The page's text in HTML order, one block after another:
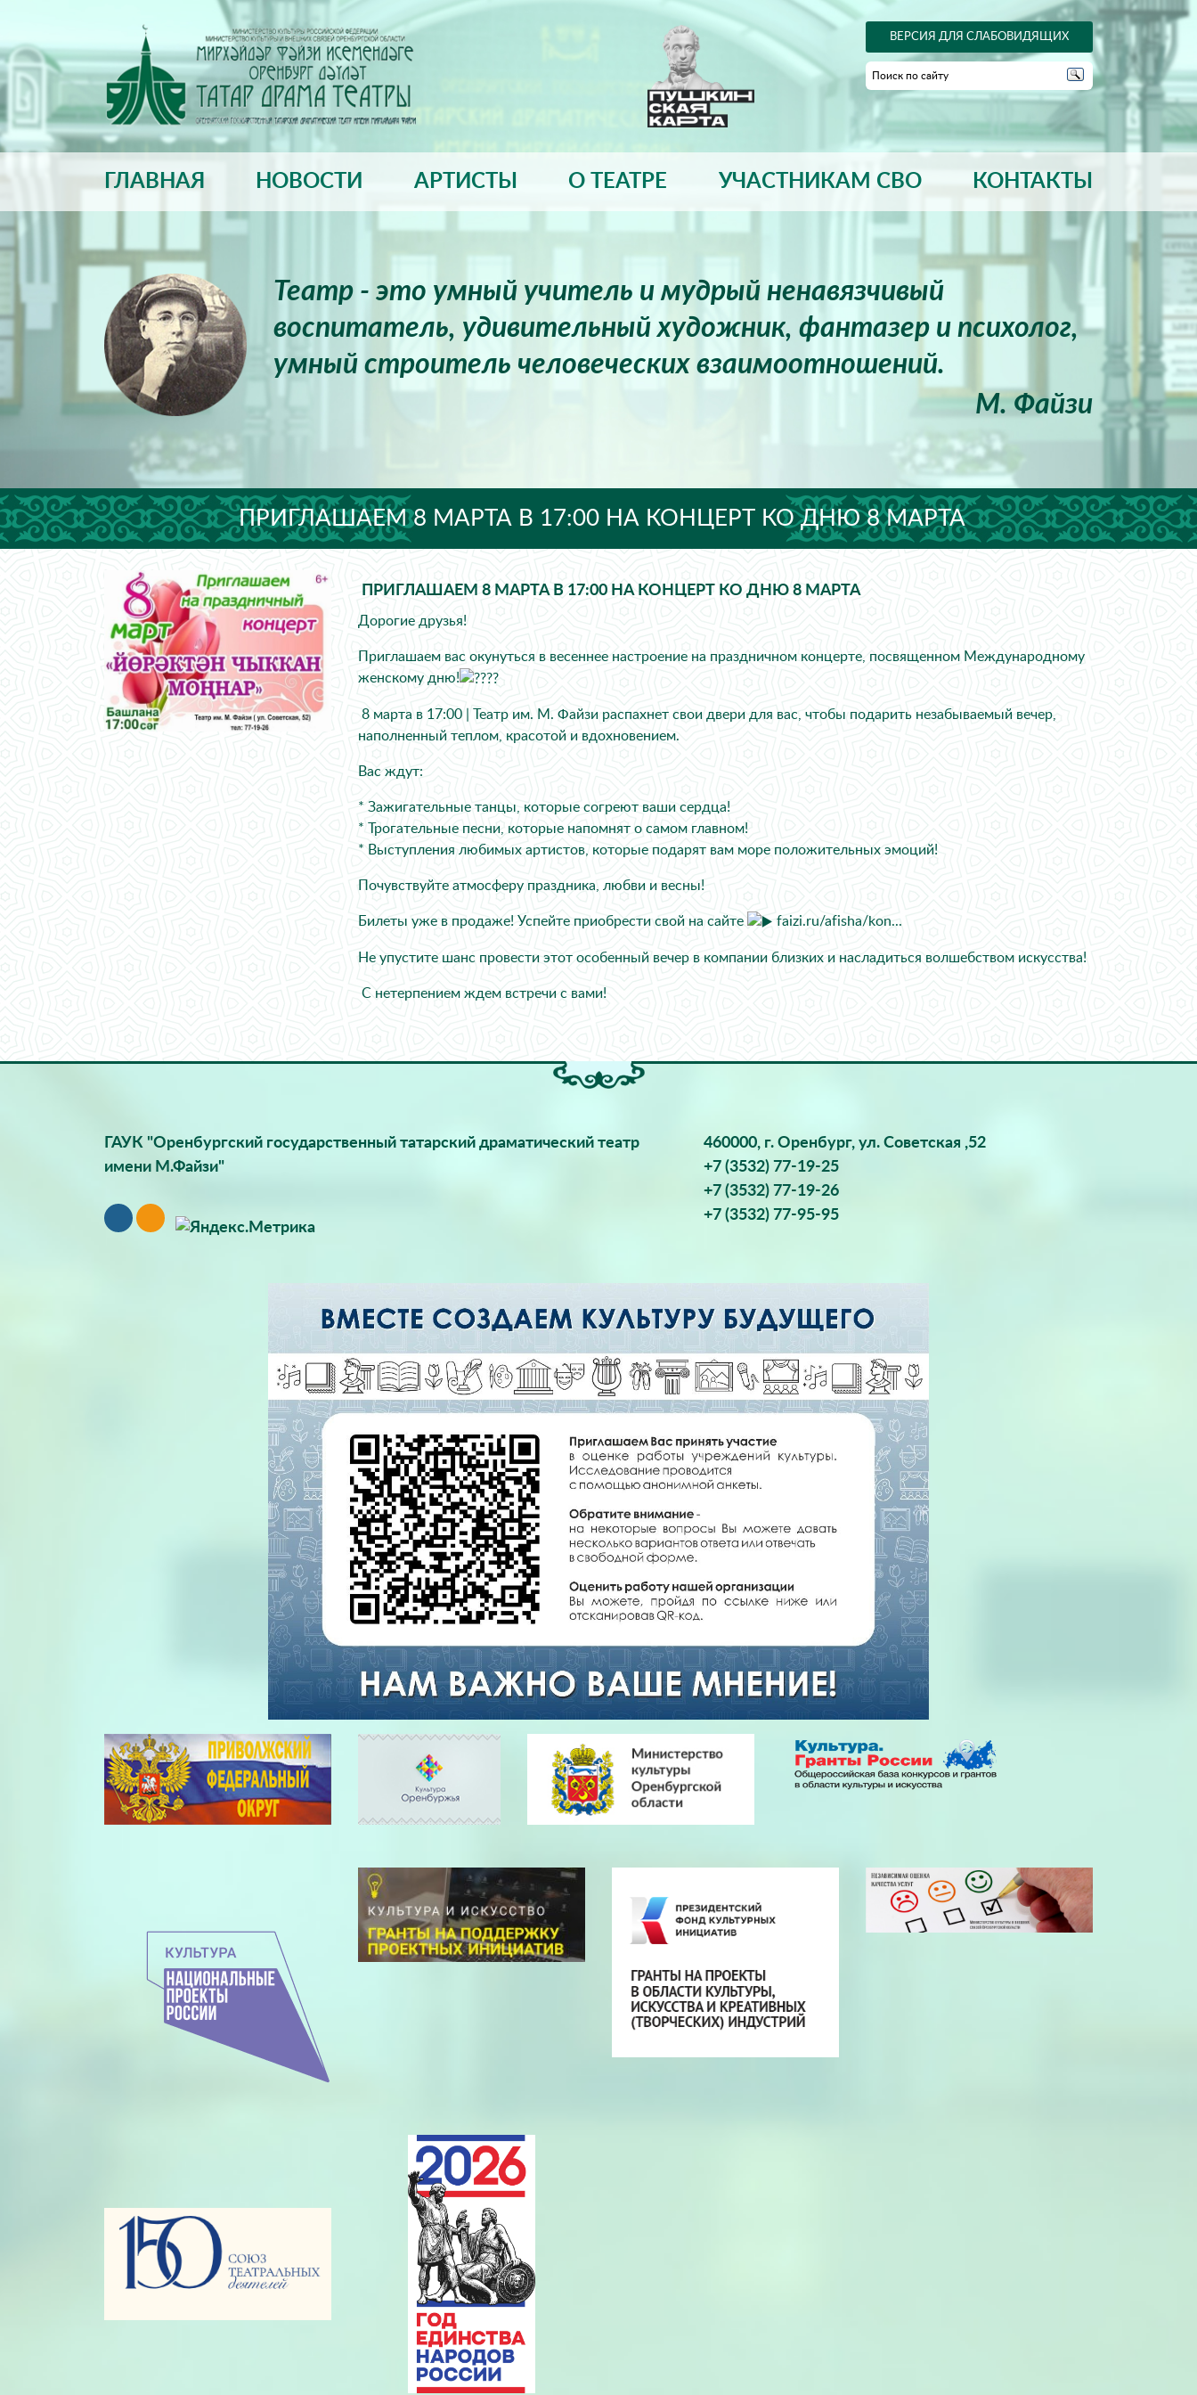
ВЕРСИЯ ДЛЯ СЛАБОВИДЯЩИХ
ГЛАВНАЯ НОВОСТИ АРТИСТЫ О ТЕАТРЕ УЧАСТНИКАМ СВО КОНТАКТЫ
Театр - это умный учитель и мудрый ненавязчивый
воспитатель, удивительный художник, фантазер и психолог,
умный строитель человеческих взаимоотношений.
М. Файзи
ПРИГЛАШАЕМ 8 МАРТА В 17:00 НА КОНЦЕРТ КО ДНЮ 8 МАРТА
ПРИГЛАШАЕМ 8 МАРТА В 17:00 НА КОНЦЕРТ КО ДНЮ 8 МАРТА
Дорогие друзья!
Приглашаем вас окунуться в весеннее настроение на праздничном концерте, посвященном Международному
женскому дню!
8 марта в 17:00 | Театр им. М. Файзи распахнет свои двери для вас, чтобы подарить незабываемый вечер,
наполненный теплом, красотой и вдохновением.
Вас ждут:
* Зажигательные танцы, которые согреют ваши сердца!
* Трогательные песни, которые напомнят о самом главном!
* Выступления любимых артистов, которые подарят вам море положительных эмоций!
Почувствуйте атмосферу праздника, любви и весны!
Билеты уже в продаже! Успейте приобрести свой на сайте faizi.ru/afisha/kon...
Не упустите шанс провести этот особенный вечер в компании близких и насладиться волшебством искусства!
С нетерпением ждем встречи с вами!
ГАУК "Оренбургский государственный татарский драматический театр
имени М.Файзи"
460000, г. Оренбург, ул. Советская ,52
+7 (3532) 77-19-25
+7 (3532) 77-19-26
+7 (3532) 77-95-95